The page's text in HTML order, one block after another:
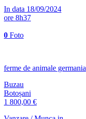
In data 18/09/2024
ore 8h37
0 Foto
ferme de animale germania
Buzau
Botoșani
1 800,00 €